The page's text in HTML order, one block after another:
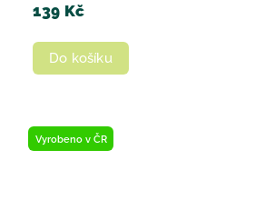
139 Kč
Do košíku
Vyrobeno v ČR